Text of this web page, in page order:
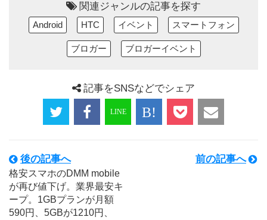
関連ジャンルの記事を探す
Android HTC イベント スマートフォン
ブロガー ブロガーイベント
記事をSNSなどでシェア
後の記事へ
格安スマホのDMM mobile
が再び値下げ。業界最安キ
ープ。1GBプランが月額
590円、5GBが1210円、
前の記事へ